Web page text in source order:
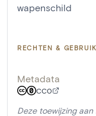
wapenschild
RECHTEN &
Metadata
CC0
Deze toewijzing